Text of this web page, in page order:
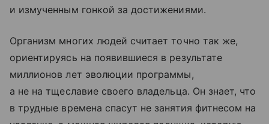
и измученным гонкой за достижениями.
Организм многих людей считает точно так же,
ориентируясь на появившиеся в результате
миллионов лет эволюции программы,
а не на тщеславие своего владельца. Он знает, что
в трудные времена спасут не занятия фитнесом на